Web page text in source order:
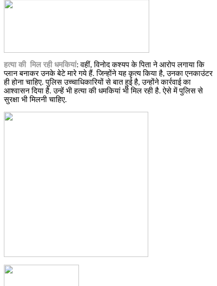
हत्या की मिल रही धमकियां: वहीं, विनोद कश्यप के पिता ने आरोप लगाया कि
प्लान बनाकर उनके बेटे मारे गये हैं. जिन्होंने यह कृत्य किया है, उनका एनकाउंटर
ही होना चाहिए. पुलिस उच्चाधिकारियों से बात हुई है, उन्होंने कार्रवाई का
आश्वासन दिया है. उन्हें भी हत्या की धमकियां भी मिल रही है. ऐसे में पुलिस से
सुरक्षा भी मिलनी चाहिए.